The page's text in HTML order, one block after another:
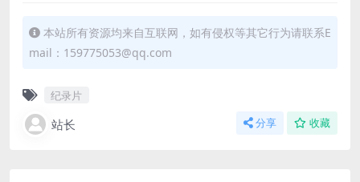
本站所有资源均来自互联网，如有侵权等其它行为请联系E
mail：159775053@qq.com
纪录片
站长 分享 收藏